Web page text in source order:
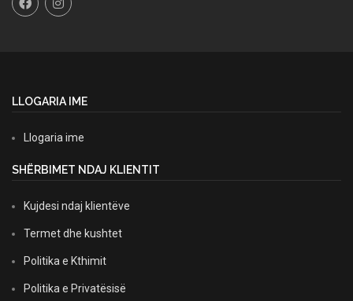
LLOGARIA IME
Llogaria ime
SHËRBIMET NDAJ KLIENTIT
Kujdesi ndaj klientëve
Termet dhe kushtet
Politika e Kthimit
Politika e Privatësisë